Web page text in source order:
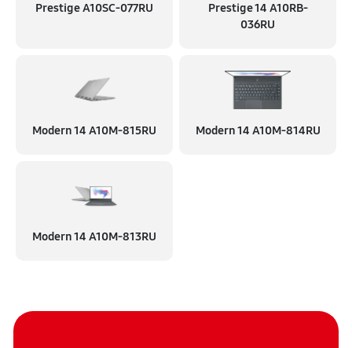
Замена HDMI порта
Замена USB порта
550 руб
Замена кулера
Замена северного моста
Prestige A10SC-077RU
Prestige 14 A10RB-
036RU
Modern 14 A10M-815RU Modern 14 A10M-814RU
Modern 14 A10M-813RU